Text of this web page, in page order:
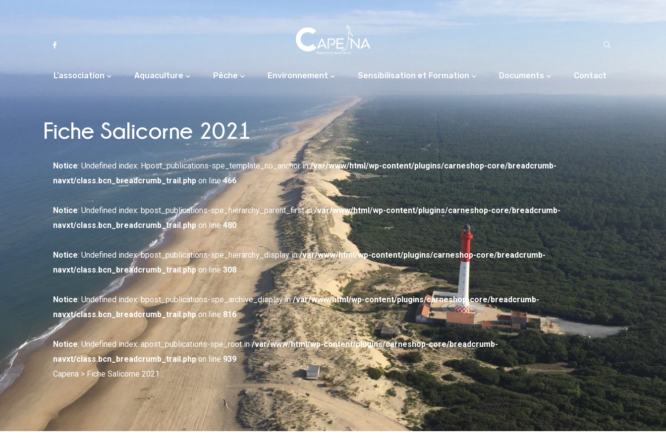
L’association Aquaculture Pêche Environnement Sensibilisation et Formation Documents Contact
Fiche Salicorne 2021
Notice: Undefined index: Hpost_publications-spe_template_no_anchor in/var/www/html/wp-content/plugins/carneshop-core/breadcrumb-
navxt/class.bcn_breadcrumb_trail.php on line466
Notice: Undefined index: bpost_publications-spe_hierarchy_parent_first in/var/www/html/wp-content/plugins/carneshop-core/breadcrumb-
navxt/class.bcn_breadcrumb_trail.php on line480
Notice: Undefined index: bpost_publications-spe_hierarchy_display in/var/www/html/wp-content/plugins/carneshop-core/breadcrumb-
navxt/class.bcn_breadcrumb_trail.phpon line 308
Notice: Undefined index: bpost_publications-spe_archive_display in/var/www/html/wp-content/plugins/carneshop-core/breadcrumb-
navxt/class.bcn_breadcrumb_trail.phpon line 816
Notice: Undefined index: apost_publications-spe_root in/var/www/html/wp-content/plugins/carneshop-core/breadcrumb-
navxt/class.bcn_breadcrumb_trail.phpon line939
Capena > Fiche Salicorne 2021